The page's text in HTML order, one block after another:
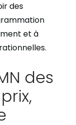
des
et à
des